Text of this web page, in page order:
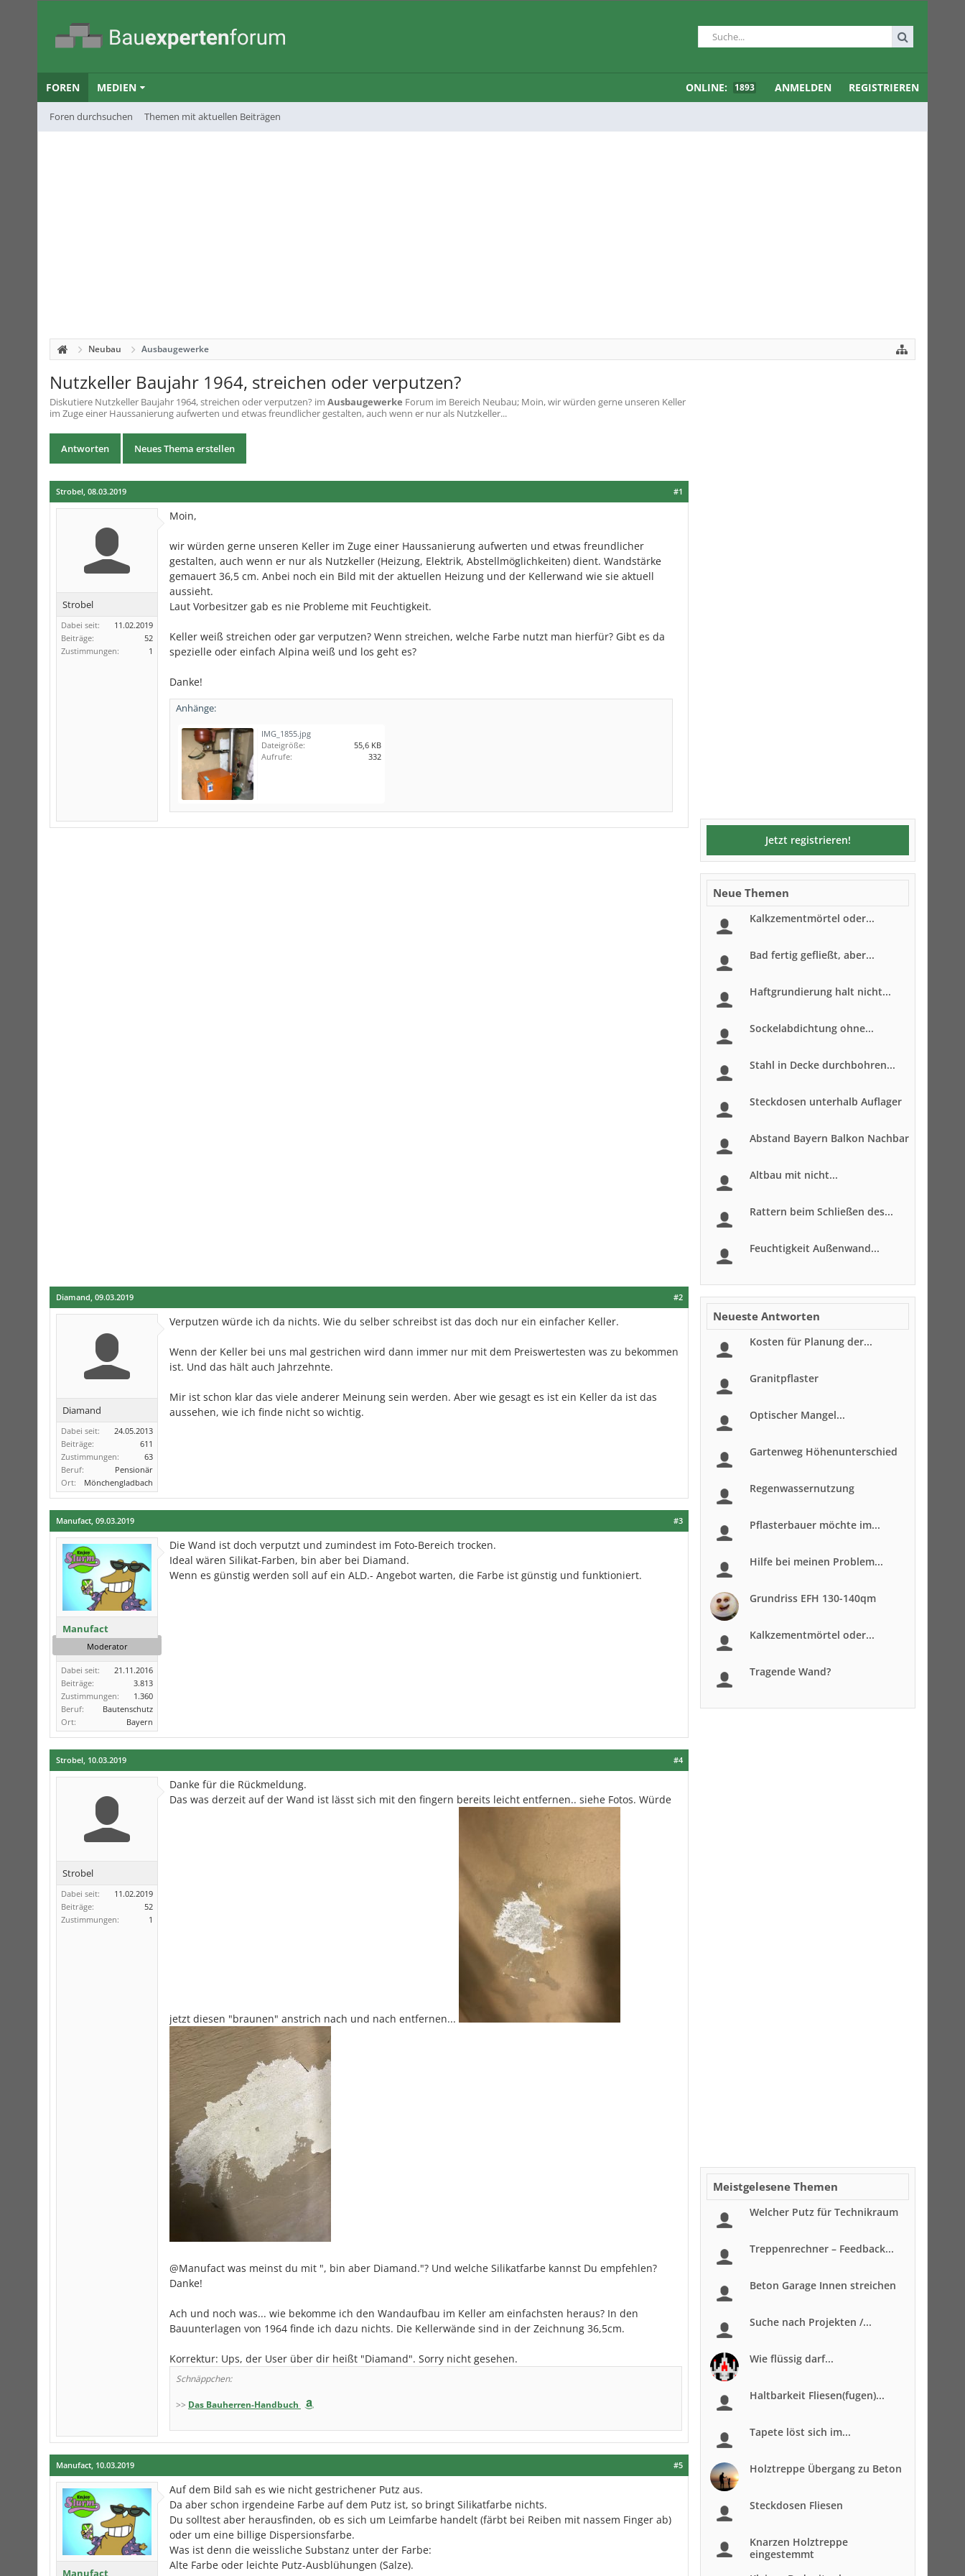
FOREN
Foren durchsuchen Themen mit aktuellen Beiträgen
MEDIEN ONLINE: 1893 ANMELDEN REGISTRIEREN
Neubau Ausbaugewerke
Nutzkeller Baujahr 1964, streichen oder verputzen?
Diskutiere Nutzkeller Baujahr 1964, streichen oder verputzen? im Ausbaugewerke Forum im Bereich Neubau; Moin, wir würden gerne unseren Keller
im Zuge einer Haussanierung aufwerten und etwas freundlicher gestalten, auch wenn er nur als Nutzkeller...
Antworten Neues Thema erstellen
#1
Strobel, 08.03.2019
Strobel
Dabei seit:
11.02.2019
Beiträge:
52
Zustimmungen:
1
Moin,
wir würden gerne unseren Keller im Zuge einer Haussanierung aufwerten und etwas freundlicher
gestalten, auch wenn er nur als Nutzkeller (Heizung, Elektrik, Abstellmöglichkeiten) dient. Wandstärke
gemauert 36,5 cm. Anbei noch ein Bild mit der aktuellen Heizung und der Kellerwand wie sie aktuell
aussieht.
Laut Vorbesitzer gab es nie Probleme mit Feuchtigkeit.
Keller weiß streichen oder gar verputzen? Wenn streichen, welche Farbe nutzt man hierfür? Gibt es da
spezielle oder einfach Alpina weiß und los geht es?
Danke!
Anhänge:
IMG_1855.jpg
Dateigröße:
55,6 KB
Aufrufe:
332
#2
Diamand, 09.03.2019
Diamand
Dabei seit:
24.05.2013
Beiträge:
611
Zustimmungen:
63
Beruf:
Pensionär
Ort:
Mönchengladbach
Verputzen würde ich da nichts. Wie du selber schreibst ist das doch nur ein einfacher Keller.
Wenn der Keller bei uns mal gestrichen wird dann immer nur mit dem Preiswertesten was zu bekommen
ist. Und das hält auch Jahrzehnte.
Mir ist schon klar das viele anderer Meinung sein werden. Aber wie gesagt es ist ein Keller da ist das
aussehen, wie ich finde nicht so wichtig.
#3
Manufact, 09.03.2019
Manufact
Moderator
Dabei seit:
21.11.2016
Beiträge:
3.813
Zustimmungen:
1.360
Beruf:
Bautenschutz
Ort:
Bayern
Die Wand ist doch verputzt und zumindest im Foto-Bereich trocken.
Ideal wären Silikat-Farben, bin aber bei Diamand.
Wenn es günstig werden soll auf ein ALD.- Angebot warten, die Farbe ist günstig und funktioniert.
#4
Strobel, 10.03.2019
Strobel
Dabei seit:
11.02.2019
Beiträge:
52
Zustimmungen:
1
Danke für die Rückmeldung.
Das was derzeit auf der Wand ist lässt sich mit den fingern bereits leicht entfernen.. siehe Fotos. Würde
jetzt diesen "braunen" anstrich nach und nach entfernen...
@Manufact was meinst du mit ", bin aber Diamand."? Und welche Silikatfarbe kannst Du empfehlen?
Danke!
Ach und noch was... wie bekomme ich den Wandaufbau im Keller am einfachsten heraus? In den
Bauunterlagen von 1964 finde ich dazu nichts. Die Kellerwände sind in der Zeichnung 36,5cm.
Korrektur: Ups, der User über dir heißt "Diamand". Sorry nicht gesehen.
Schnäppchen:
>> Das Bauherren-Handbuch
#5
Manufact, 10.03.2019
Manufact
Auf dem Bild sah es wie nicht gestrichener Putz aus.
Da aber schon irgendeine Farbe auf dem Putz ist, so bringt Silikatfarbe nichts.
Du solltest aber herausfinden, ob es sich um Leimfarbe handelt (färbt bei Reiben mit nassem Finger ab)
oder um eine billige Dispersionsfarbe.
Was ist denn die weissliche Substanz unter der Farbe:
Alte Farbe oder leichte Putz-Ausblühungen (Salze).
Jetzt registrieren!
Neue Themen
Kalkzementmörtel oder...
Bad fertig gefließt, aber...
Haftgrundierung halt nicht...
Sockelabdichtung ohne...
Stahl in Decke durchbohren...
Steckdosen unterhalb Auflager
Abstand Bayern Balkon Nachbar
Altbau mit nicht...
Rattern beim Schließen des...
Feuchtigkeit Außenwand...
Neueste Antworten
Kosten für Planung der...
Granitpflaster
Optischer Mangel...
Gartenweg Höhenunterschied
Regenwassernutzung
Pflasterbauer möchte im...
Hilfe bei meinen Problem...
Grundriss EFH 130-140qm
Kalkzementmörtel oder...
Tragende Wand?
Meistgelesene Themen
Welcher Putz für Technikraum
Treppenrechner – Feedback...
Beton Garage Innen streichen
Suche nach Projekten /...
Wie flüssig darf...
Haltbarkeit Fliesen(fugen)...
Tapete löst sich im...
Holztreppe Übergang zu Beton
Steckdosen Fliesen
Knarzen Holztreppe
eingestemmt